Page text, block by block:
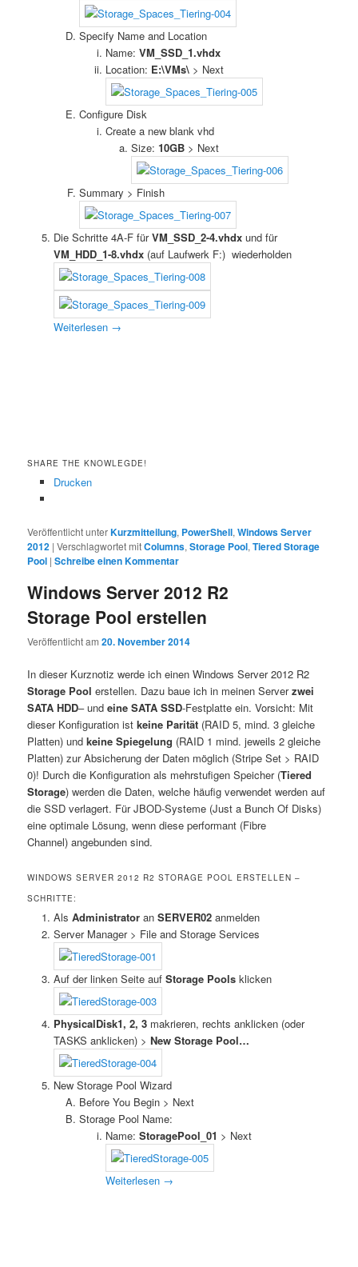
Specify Name and Location
Name: VM_SSD_1.vhdx
Location: E:\VMs\> Next
Configure Disk
Create a new blank vhd
Size: 10GB > Next
Summary > Finish
Die Schritte 4A-F fürVM_SSD_2-4.vhdxund für
VM_HDD_1-8.vhdx(auf Laufwerk F:) wiederholden
Weiterlesen →
SHARE THE KNOWLEGDE!
Drucken
Veröffentlicht unterKurzmitteilung, PowerShell,Windows Server
2012 |Verschlagwortet mitColumns,Storage Pool,Tiered Storage
Pool |Schreibe einen Kommentar
Windows Server 2012 R2
Storage Pool erstellen
Veröffentlicht am20. November 2014
In dieser Kurznotiz werde ich einen Windows Server 2012 R2
Storage Pool erstellen. Dazu baue ich in meinen Serverzwei
SATA HDD– undeine SATA SSD-Festplatte ein. Vorsicht: Mit
dieser Konfiguration istkeine Parität (RAID 5, mind. 3 gleiche
Platten) und keine Spiegelung (RAID 1 mind. jeweils 2 gleiche
Platten) zur Absicherung der Daten möglich (Stripe Set > RAID
0)! Durch die Konfiguration als mehrstufigen Speicher (Tiered
Storage) werden die Daten, welche häufig verwendet werden auf
die SSD verlagert. Für JBOD-Systeme (Just a Bunch Of Disks)
eine optimale Lösung, wenn diese performant (Fibre
Channel) angebunden sind.
WINDOWS SERVER 2012 R2 STORAGE POOL ERSTELLEN –
SCHRITTE:
Als Administratoran SERVER02anmelden
Server Manager > File and Storage Services
Auf der linken Seite auf Storage Poolsklicken
PhysicalDisk1, 2, 3makrieren, rechts anklicken (oder
TASKS anklicken) > New Storage Pool…
New Storage Pool Wizard
Before You Begin > Next
Storage Pool Name:
Name: StoragePool_01 > Next
Weiterlesen →